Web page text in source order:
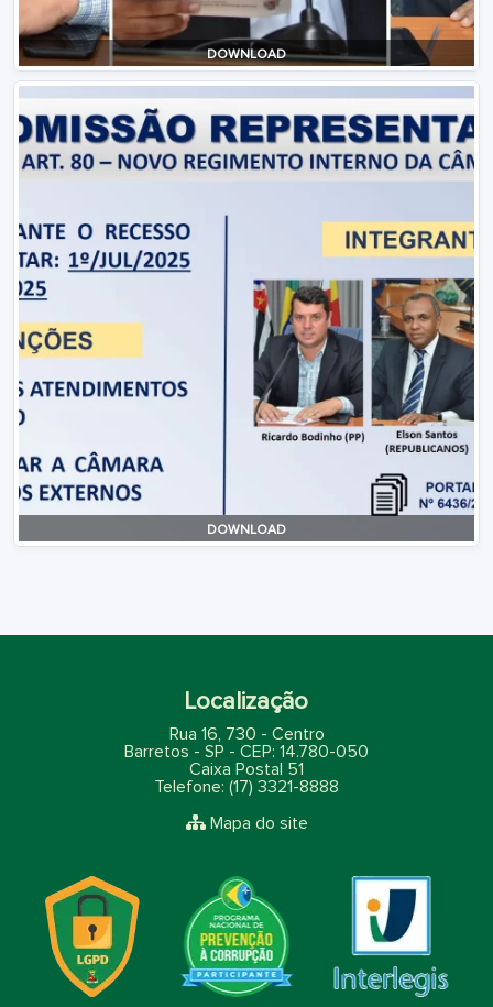
DOWNLOAD
DOWNLOAD
Localização
Rua 16, 730 - Centro
Barretos - SP - CEP: 14.780-050
Caixa Postal 51
Telefone: (17) 3321-8888
Mapa do site